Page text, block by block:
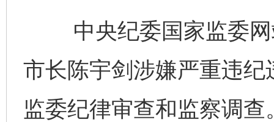
中央纪委国家监委网
市长陈宇剑涉嫌严重违
监委纪律审查和监察调查